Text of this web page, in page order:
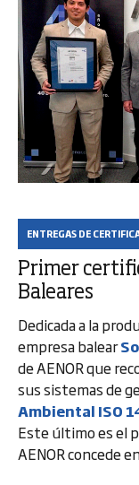
ENTREGAS DE
Primer
Baleares
Dedicada a la
empresa balear
de AENOR que
sus sistemas de
Ambiental ISO
Este último es el
AENOR concede